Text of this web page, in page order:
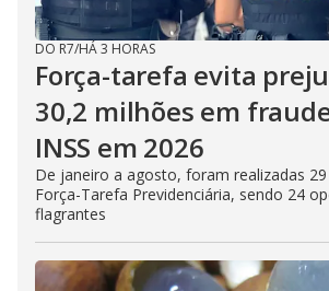
DO R7/HÁ 3 HORAS
Força-tarefa evita
30,2 milhões em
INSS em 2026
De janeiro a agosto, foram realizadas
Força-Tarefa Previdenciária, sendo 24
flagrantes